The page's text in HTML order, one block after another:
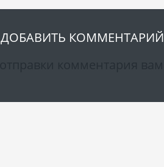
ДОБАВИТЬ КОММЕНТАРИЙ